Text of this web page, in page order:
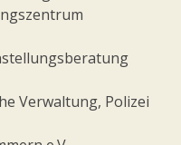
Verwaltung, Polizei